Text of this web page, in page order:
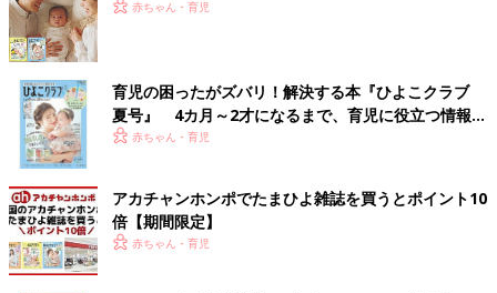
赤ちゃん・育児
育児の困ったがズバリ！解決する本『ひよこクラブ
夏号』 4カ月～2才になるまで、育児に役立つ情報が
いっぱい！
赤ちゃん・育児
アカチャンホンポでたまひよ雑誌を買うとポイント10
倍【期間限定】
赤ちゃん・育児